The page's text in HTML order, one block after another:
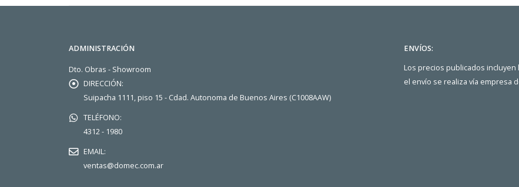
ADMINISTRACIÓN
Dto. Obras - Showroom
DIRECCIÓN:
Suipacha 1111, piso 15 - Cdad. Autonoma de Buenos Aires (C1008AAW)
TELÉFONO:
4312 - 1980
EMAIL:
ventas@domec.com.ar
ENVÍOS:
Los precios publicados incluyen
el envío se realiza vía empresa